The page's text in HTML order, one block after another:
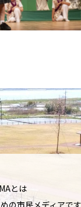
とは